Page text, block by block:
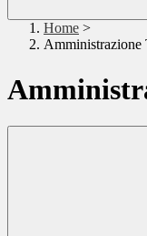
Home >
Amministrazione